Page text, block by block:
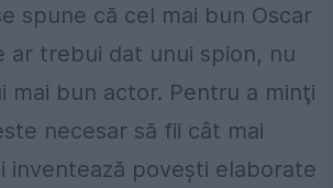
spune că cel mai bun Oscar
ar trebui dat unui spion, nu
mai bun actor. Pentru a minţi
necesar să fii cât mai
inventează poveşti elaborate